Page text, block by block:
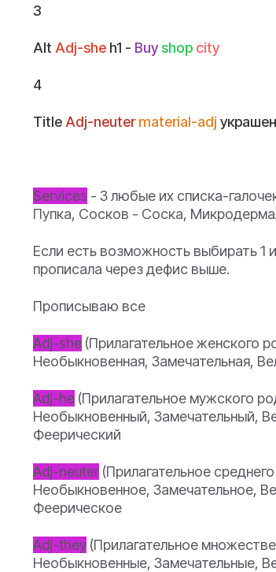
3
Alt Adj-she h1 - Buyshop city
4
Title Adj-neuter material-adj
Services - 3 любые их списка-
Пупка, Сосков - Соска,
Если есть возможность выбирать
прописала через дефис выше.
Прописываю все
Adj-she (Прилагательное женского
Необыкновенная, Замечательная,
Adj-he (Прилагательное мужского
Необыкновенный, Замечательный,
Феерический
Adj-neuter (Прилагательное
Необыкновенное, Замечательное,
Феерическое
Adj-they (Прилагательное
Необыкновенные, Замечательные,